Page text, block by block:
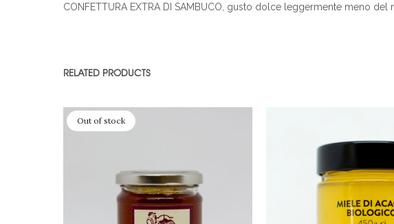
CONFETTURA EXTRA DI SAMBUCO, gusto dolce leggermente meno
RELATED PRODUCTS
Out of stock